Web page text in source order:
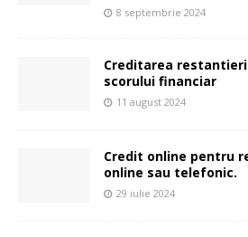
8 septembrie 2024
Creditarea
scorului financiar
11 august 2024
Credit online pentru
online sau telefonic.
29 iulie 2024